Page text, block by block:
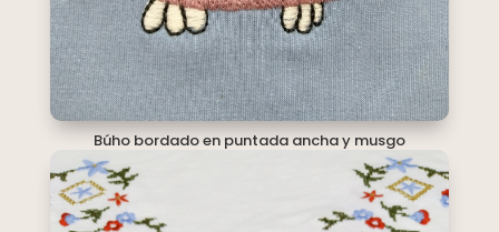
Búho bordado en puntada ancha y musgo